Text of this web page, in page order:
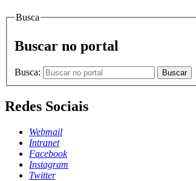
Busca
Buscar no portal
Busca: Buscar
Redes Sociais
Webmail
Intranet
Facebook
Instagram
Twitter